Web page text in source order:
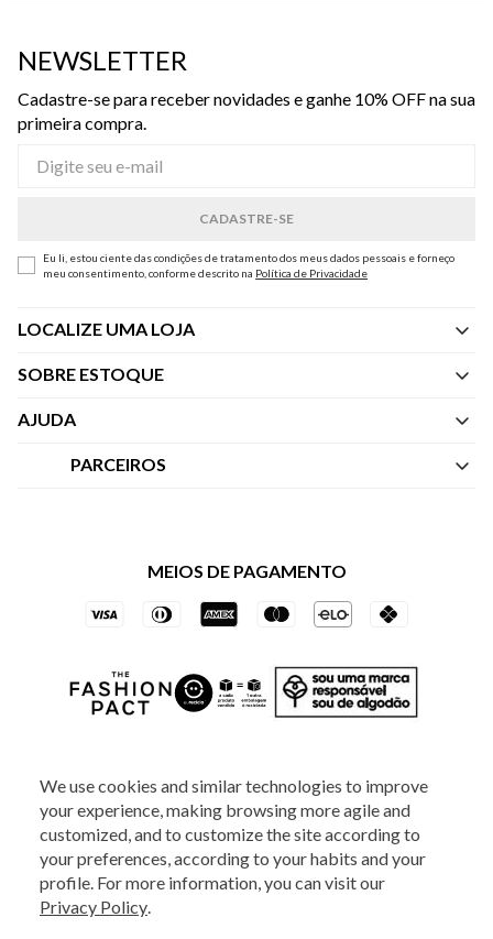
We use cookies and similar technologies to improve
your experience, making browsing more agile and
customized, and to customize the site according to
your preferences, according to your habits and your
profile. For more information, you can visit our
Privacy Policy.
NEWSLETTER
Cadastre-se para receber novidades e ganhe 10% OFF na sua
primeira compra.
Eu li, estou ciente das condições de tratamento dos meus dados pessoais e forneço
meu consentimento, conforme descrito na Política de Privacidade
LOCALIZE UMA LOJA
SOBRE ESTOQUE
Quem Somos
AJUDA
Central de Atendimento
Trocas e Devoluções
PARCEIROS
Vai de Visa
Azul Fidelidade
MEIOS DE PAGAMENTO
2025 - Veste S.A Estilo. Todos os direitos reservados - A loja Estoque reserva-
se no direito de corrigir ou alterar informações como: preços, promoções e